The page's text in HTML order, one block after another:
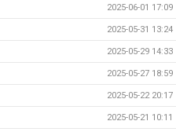
2025-06-01 17:09
2025-05-31 13:24
2025-05-29 14:33
2025-05-27 18:59
2025-05-22 20:17
2025-05-21 10:11